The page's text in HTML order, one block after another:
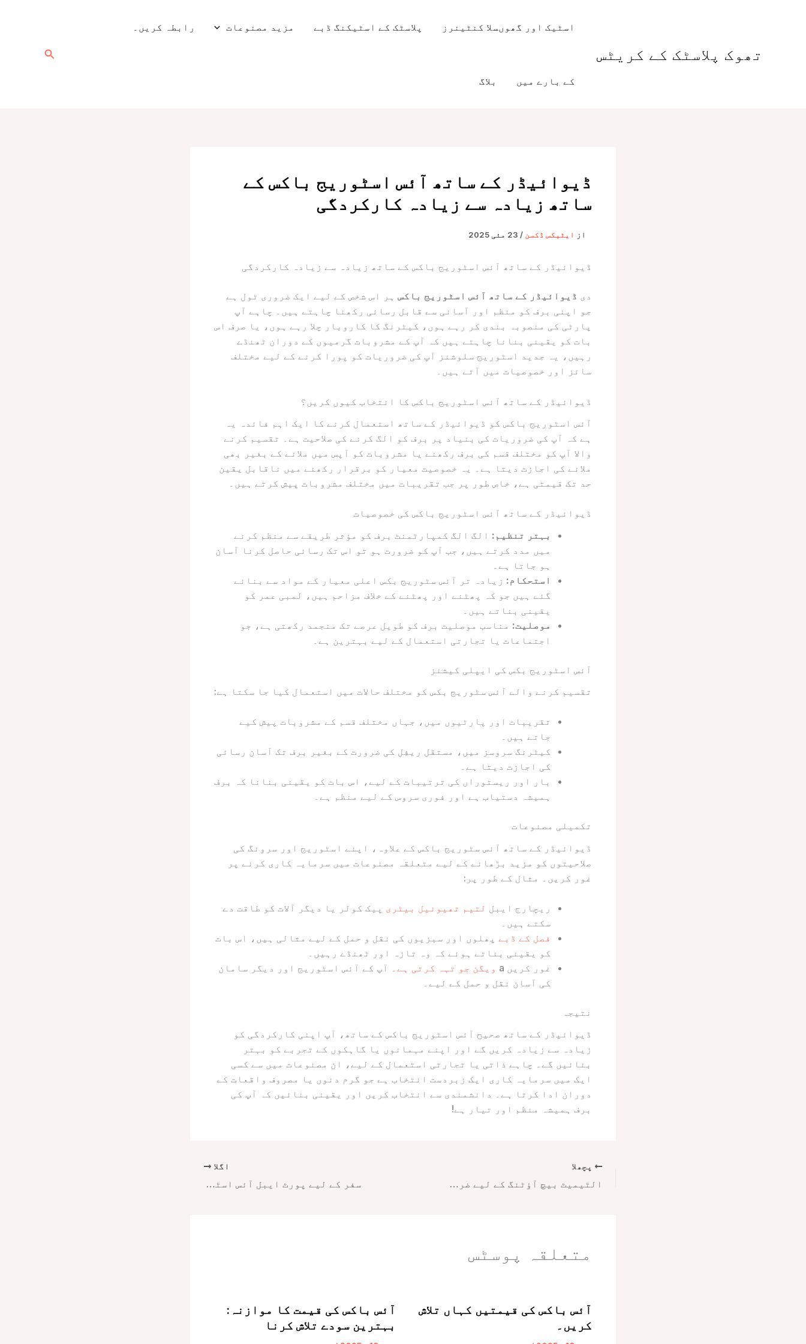
تھوک پلاسٹک کے کریٹس
اسٹیک اور گھوںسلا کنٹینرز پلاسٹک کے اسٹیکنگ ڈبے مزید مصنوعات رابطہ کریں۔
کے بارے میں بلاگ
تلاش
ڈیوائیڈر کے ساتھ آئس اسٹوریج باکس کے
ساتھ زیادہ سے زیادہ کارکردگی
از ایٹیکس ڈکسن / 23 مئی 2025
ڈیوائیڈر کے ساتھ آئس اسٹوریج باکس کے ساتھ زیادہ سے زیادہ کارکردگی
دی ڈیوائیڈر کے ساتھ آئس اسٹوریج باکس ہر اس شخص کے لیے ایک ضروری ٹول ہے
جو اپنی برف کو منظم اور آسانی سے قابل رسائی رکھنا چاہتے ہیں۔ چاہے آپ
پارٹی کی منصوبہ بندی کر رہے ہوں، کیٹرنگ کا کاروبار چلا رہے ہوں، یا صرف اس
بات کو یقینی بنانا چاہتے ہیں کہ آپ کے مشروبات گرمیوں کے دوران ٹھنڈے
رہیں، یہ جدید اسٹوریج سلوشنز آپ کی ضروریات کو پورا کرنے کے لیے مختلف
سائز اور خصوصیات میں آتے ہیں۔
ڈیوائیڈر کے ساتھ آئس اسٹوریج باکس کا انتخاب کیوں کریں؟
آئس اسٹوریج باکس کو ڈیوائیڈر کے ساتھ استعمال کرنے کا ایک اہم فائدہ یہ
ہے کہ آپ کی ضروریات کی بنیاد پر برف کو الگ کرنے کی صلاحیت ہے۔ تقسیم کرنے
والا آپ کو مختلف قسم کی برف رکھنے یا مشروبات کو آپس میں ملانے کے بغیر بھی
ملانے کی اجازت دیتا ہے۔ یہ خصوصیت معیار کو برقرار رکھنے میں ناقابل یقین
حد تک قیمتی ہے، خاص طور پر جب تقریبات میں مختلف مشروبات پیش کرتے ہیں۔
ڈیوائیڈر کے ساتھ آئس اسٹوریج باکس کی خصوصیات
بہتر تنظیم: الگ الگ کمپارٹمنٹ برف کو مؤثر طریقے سے منظم کرنے
میں مدد کرتے ہیں، جب آپ کو ضرورت ہو تو اس تک رسائی حاصل کرنا آسان
ہو جاتا ہے۔
استحکام: زیادہ تر آئس سٹوریج بکس اعلی معیار کے مواد سے بنائے
گئے ہیں جو کہ پھٹنے اور پھٹنے کے خلاف مزاحم ہیں، لمبی عمر کو
یقینی بناتے ہیں۔
موصلیت: مناسب موصلیت برف کو طویل عرصے تک منجمد رکھتی ہے، جو
اجتماعات یا تجارتی استعمال کے لیے بہترین ہے۔
آئس اسٹوریج بکس کی ایپلی کیشنز
تقسیم کرنے والے آئس سٹوریج بکس کو مختلف حالات میں استعمال کیا جا سکتا ہے:
تقریبات اور پارٹیوں میں، جہاں مختلف قسم کے مشروبات پیش کیے
جاتے ہیں۔
کیٹرنگ سروسز میں، مستقل ریفِل کی ضرورت کے بغیر برف تک آسان رسائی
کی اجازت دیتا ہے۔
بار اور ریستوراں کی ترتیبات کے لیے، اس بات کو یقینی بنانا کہ برف
ہمیشہ دستیاب ہے اور فوری سروس کے لیے منظم ہے۔
تکمیلی مصنوعات
ڈیوائیڈر کے ساتھ آئس سٹوریج باکس کے علاوہ، اپنے اسٹوریج اور سرونگ کی
صلاحیتوں کو مزید بڑھانے کے لیے متعلقہ مصنوعات میں سرمایہ کاری کرنے پر
غور کریں۔ مثال کے طور پر:
ریچارج ایبل لتیم تھیونیل بیٹری پیک کولر یا دیگر آلات کو طاقت دے
سکتے ہیں۔
فصل کے ڈبے پھلوں اور سبزیوں کی نقل و حمل کے لیے مثالی ہیں، اس بات
کو یقینی بناتے ہوئے کہ وہ تازہ اور ٹھنڈے رہیں۔
غور کریں a
ویگن جو تہہ کرتی ہے۔ آپ کے آئس اسٹوریج اور دیگر سامان
کی آسان نقل و حمل کے لیے۔
نتیجہ
ڈیوائیڈر کے ساتھ صحیح آئس اسٹوریج باکس کے ساتھ، آپ اپنی کارکردگی کو
زیادہ سے زیادہ کریں گے اور اپنے مہمانوں یا گاہکوں کے تجربے کو بہتر
بنائیں گے۔ چاہے ذاتی یا تجارتی استعمال کے لیے، ان مصنوعات میں سے کسی
ایک میں سرمایہ کاری ایک زبردست انتخاب ہے جو گرم دنوں یا مصروف واقعات کے
دوران ادا کرتا ہے۔ دانشمندی سے انتخاب کریں اور یقینی بنائیں کہ آپ کی
برف ہمیشہ منظم اور تیار ہے!
پچھلا
الٹیمیٹ بیچ آؤٹنگ کے لیے ضروری آئس اسٹوریج باکس
اگلا
سفر کے لیے پورٹ ایبل آئس اسٹوریج بکس کے لیے حتمی گائیڈ
متعلقہ پوسٹس
آئس باکس کی قیمتیں کہاں تلاش
کریں۔
آئس باکس کی قیمت کا موازنہ:
بہترین سودے تلاش کرنا